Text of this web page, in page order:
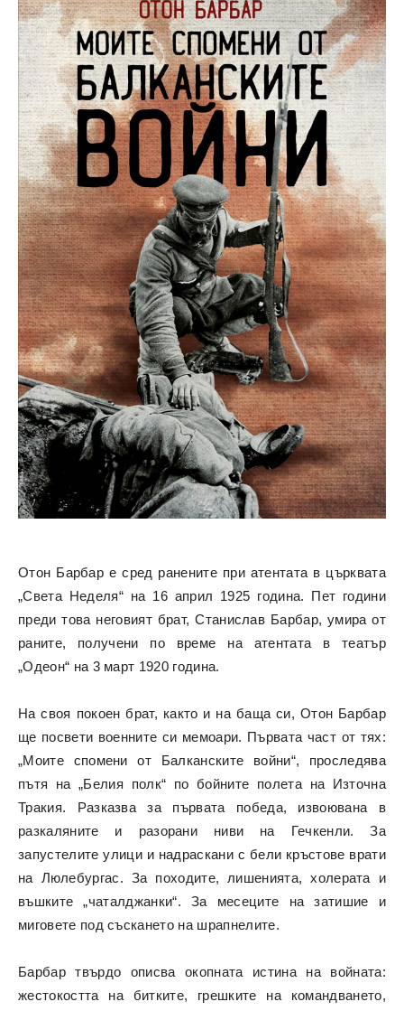
Отон Барбар е сред ранените при атентата в църквата
„Света Неделя“ на 16 април 1925 година. Пет години
преди това неговият брат, Станислав Барбар, умира от
раните, получени по време на атентата в театър
„Одеон“ на 3 март 1920 година.
На своя покоен брат, както и на баща си, Отон Барбар
ще посвети военните си мемоари. Първата част от тях:
„Моите спомени от Балканските войни“, проследява
пътя на „Белия полк“ по бойните полета на Източна
Тракия. Разказва за първата победа, извоювана в
разкаляните и разорани ниви на Гечкенли. За
запустелите улици и надраскани с бели кръстове врати
на Люлебургас. За походите, лишенията, холерата и
въшките „чаталджанки“. За месеците на затишие и
миговете под съскането на шрапнелите.
Барбар твърдо описва окопната истина на войната:
жестокостта на битките, грешките на командването,